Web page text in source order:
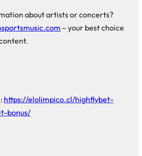
about artists or concerts?
– your best choice
https://elolimpico.cl/highflybet-
bonus/